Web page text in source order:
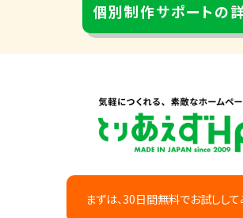
個別制作サポートの
まずは、30日間無料でお試しして